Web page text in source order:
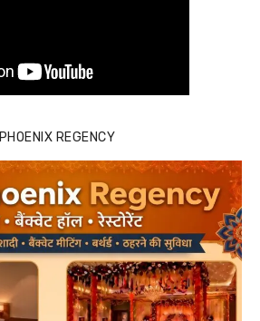
PHOENIX REGENCY